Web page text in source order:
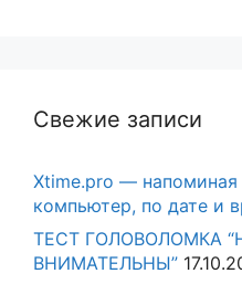
Свежие записи
Xtime.pro — напоминая
компьютер, по дате и
ТЕСТ ГОЛОВОЛОМКА
ВНИМАТЕЛЬНЫ”